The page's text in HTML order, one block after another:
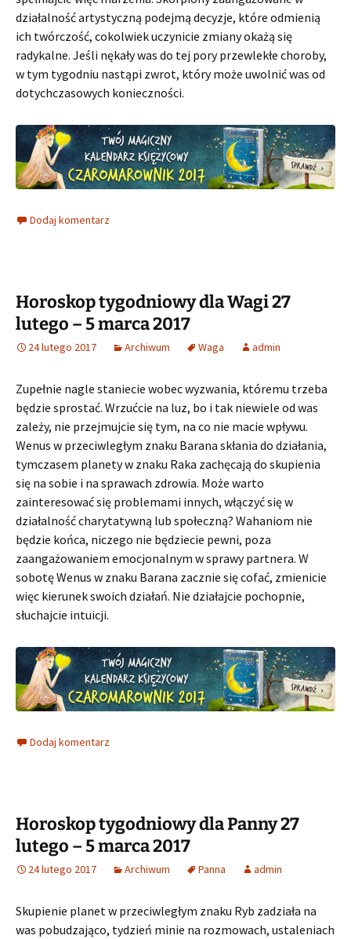
działalność artystyczną podejmą decyzje, które odmienią
ich twórczość, cokolwiek uczynicie zmiany okażą się
radykalne. Jeśli nękały was do tej pory przewlekłe choroby,
w tym tygodniu nastąpi zwrot, który może uwolnić was od
dotychczasowych konieczności.
Dodaj komentarz
Horoskop tygodniowy dla Wagi 27
lutego – 5 marca 2017
24 lutego 2017 Archiwum Waga admin
Zupełnie nagle staniecie wobec wyzwania, któremu trzeba
będzie sprostać. Wrzućcie na luz, bo i tak niewiele od was
zależy, nie przejmujcie się tym, na co nie macie wpływu.
Wenus w przeciwległym znaku Barana skłania do działania,
tymczasem planety w znaku Raka zachęcają do skupienia
się na sobie i na sprawach zdrowia. Może warto
zainteresować się problemami innych, włączyć się w
działalność charytatywną lub społeczną? Wahaniom nie
będzie końca, niczego nie będziecie pewni, poza
zaangażowaniem emocjonalnym w sprawy partnera. W
sobotę Wenus w znaku Barana zacznie się cofać, zmienicie
więc kierunek swoich działań. Nie działajcie pochopnie,
słuchajcie intuicji.
Dodaj komentarz
Horoskop tygodniowy dla Panny 27
lutego – 5 marca 2017
24 lutego 2017 Archiwum Panna admin
Skupienie planet w przeciwległym znaku Ryb zadziała na
was pobudzająco, tydzień minie na rozmowach, ustaleniach